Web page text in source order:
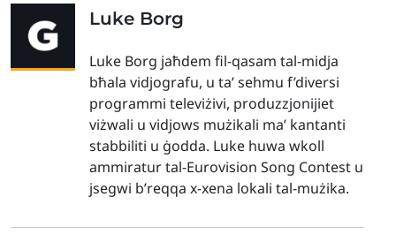
Luke Borg
Luke Borg jaħdem fil-qasam tal-midja
bħala vidjografu, u ta’ sehmu f’diversi
programmi televiżivi, produzzjonijiet
viżwali u vidjows mużikali ma’ kantanti
stabbiliti u ġodda. Luke huwa wkoll
ammiratur tal-Eurovision Song Contest u
jsegwi b’reqqa x-xena lokali tal-mużika.